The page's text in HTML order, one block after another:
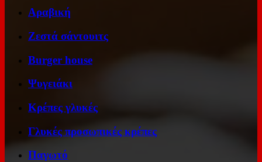
Αραβική
Ζεστά σάντουιτς
Burger house
Ψυγειάκι
Κρέπες γλυκές
Γλυκές προσωπικές κρέπες
Παγωτό